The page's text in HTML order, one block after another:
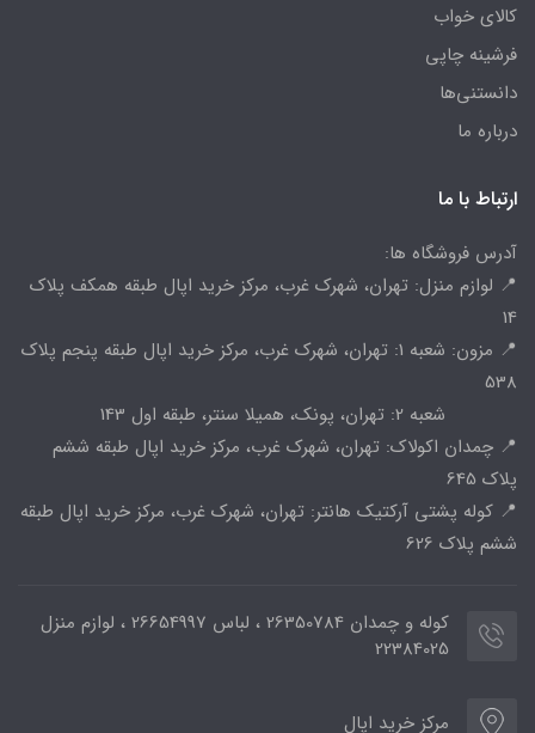
کالای خواب
فرشینه چاپی
دانستنی‌ها
درباره ما
ارتباط با ما
آدرس فروشگاه ها:
📍 لوازم منزل: تهران، شهرک غرب، مرکز خرید اپال طبقه همکف پلاک
14
📍 مزون: شعبه 1: تهران، شهرک غرب، مرکز خرید اپال طبقه پنجم پلاک
538
شعبه 2: تهران، پونک، همیلا سنتر، طبقه اول 143
📍 چمدان اکولاک: تهران، شهرک غرب، مرکز خرید اپال طبقه ششم
پلاک 645
📍 کوله پشتی آرکتیک هانتر: تهران، شهرک غرب، مرکز خرید اپال طبقه
ششم پلاک 626
کوله و چمدان 26350784 ، لباس 26654997 ، لوازم منزل
22384025
مرکز خرید اپال